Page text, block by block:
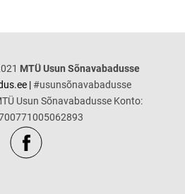
MTÜ Usun Sõnavabadusse
|#usunsõnavabadusse
Usun Sõnavabadusse Konto: